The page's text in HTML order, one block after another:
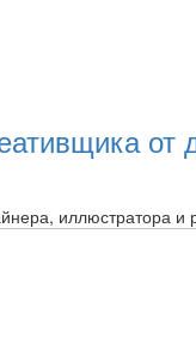
иллюстратора